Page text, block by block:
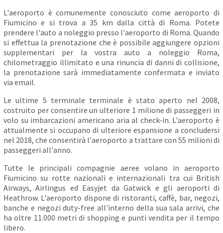
L'aeroporto è comunemente conosciuto come aeroporto di
Fiumicino e si trova a 35 km dalla città di Roma. Potete
prendere l'auto a noleggio presso l'aeroporto di Roma. Quando
si effettua la prenotazione che è possibile aggiungere opzioni
supplementari per la vostra auto a noleggio Roma,
chilometraggio illimitato e una rinuncia di danni di collisione,
la prenotazione sarà immediatamente confermata e inviato
via email.
Le ultime 5 terminale terminale è stato aperto nel 2008,
costruito per consentire un ulteriore 1 milione di passeggeri in
volo su imbarcazioni americano aria al check-in. L'aeroporto è
attualmente si occupano di ulteriore espansione a concludersi
nel 2018, che consentirà l'aeroporto a trattare con 55 milioni di
passeggeri all'anno.
Tutte le principali compagnie aeree volano in aeroporto
Fiumicino su rotte nazionali e internazionali tra cui British
Airways, Airlingus ed Easyjet da Gatwick e gli aeroporti di
Heathrow. L'aeroporto dispone di ristoranti, caffè, bar, negozi,
banche e negozi duty-free all'interno della sua sala arrivi, che
ha oltre 11.000 metri di shopping e punti vendita per il tempo
libero.